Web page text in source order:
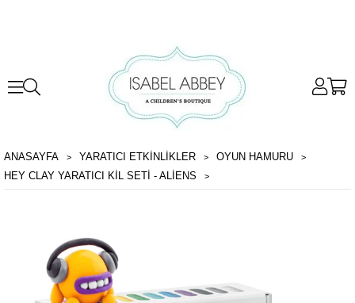
ANASAYFA YARATICI ETKİNLİKLER
OYUN HAMURU
HEY CLAY YARATICI KIL SETI - ALIENS